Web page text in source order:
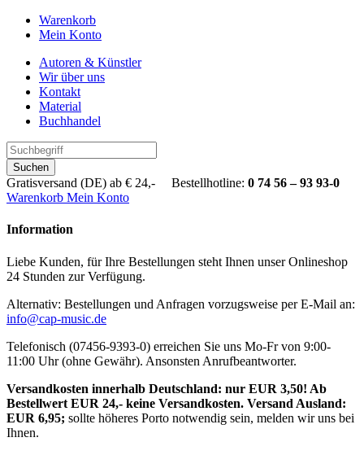
Warenkorb
Mein Konto
Autoren & Künstler
Wir über uns
Kontakt
Material
Buchhandel
Suchen
Gratisversand (DE) ab € 24,- Bestellhotline: 0 74 56 – 93 93-0
Warenkorb Mein Konto
Information
Liebe Kunden, für Ihre Bestellungen steht Ihnen unser Onlineshop
24 Stunden zur Verfügung.
Alternativ: Bestellungen und Anfragen vorzugsweise per E-Mail an:
info@cap-music.de
Telefonisch (07456-9393-0) erreichen Sie uns Mo-Fr von 9:00-
11:00 Uhr (ohne Gewähr). Ansonsten Anrufbeantworter.
Versandkosten innerhalb Deutschland: nur EUR 3,50! Ab
Bestellwert EUR 24,- keine Versandkosten. Versand Ausland:
EUR 6,95; sollte höheres Porto notwendig sein, melden wir uns bei
Ihnen.